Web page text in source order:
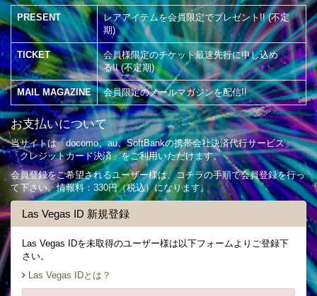
PRESENT
レアアイテムを会員限定でプレゼント!! (不定
期)
TICKET
会員様限定のチケット最速先行に申し込め
る!! (不定期)
MAIL MAGAZINE 会員限定のメールマガジンを配信!!
お支払いについて
当サイトは「docomo、au、SoftBankの携帯会社決済代行サービス」
「クレジットカード決済」をご利用いただけます。
会員登録をご希望されるユーザー様は、コチラの手順で会員登録を行っ
て下さい。情報料：330円（税込）になります。
Las Vegas ID 新規登録
Las Vegas IDを未取得のユーザー様は以下フォームよりご登録下
さい。
Las Vegas IDとは？